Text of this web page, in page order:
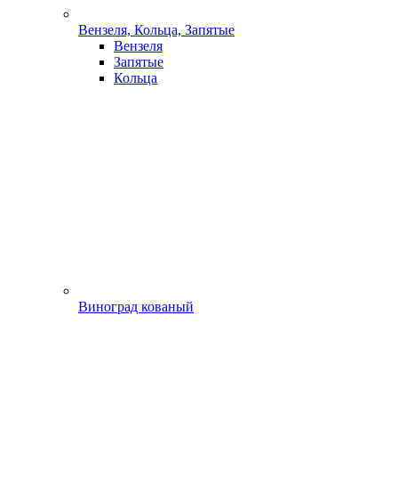
Вензеля, Кольца, Запятые
Вензеля
Запятые
Кольца
Виноград кованый